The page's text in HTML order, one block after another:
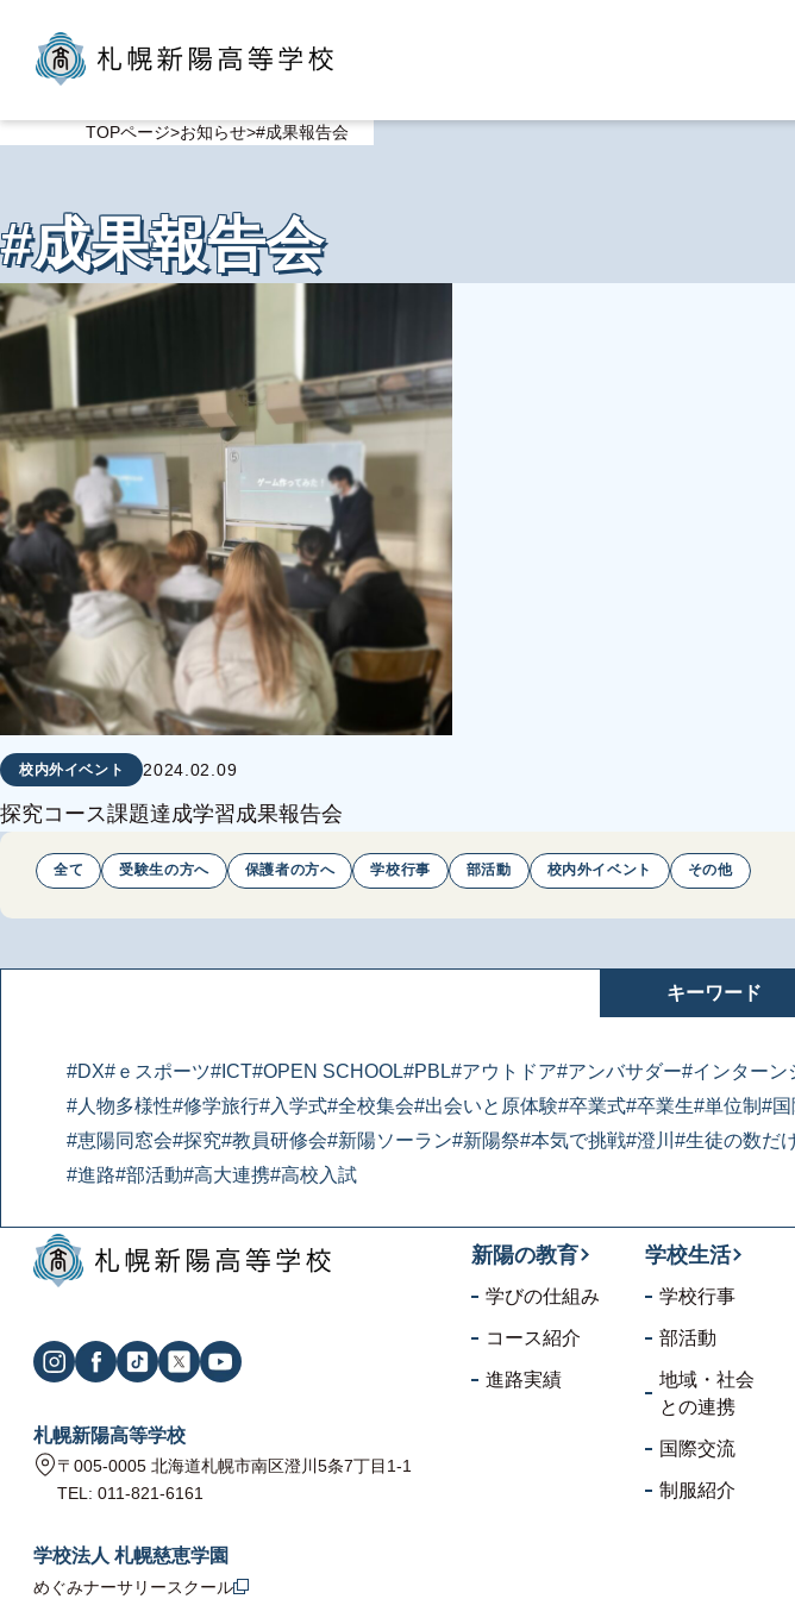
TOPページ お知らせ #成果報告会
#成果報告会
校内外イベント 2024.02.09
探究コース課題達成学習成果報告会
全て 受験生の方へ 保護者の方へ 学校行事 部活動 校内外イベント その他
キーワード
#DX#ｅスポーツ#ICT#OPEN SCHOOL#PBL#アウトドア#アンバサダー#インターン
#人物多様性#修学旅行#入学式#全校集会#出会いと原体験#卒業式#卒業生#単位制 #国
#恵陽同窓会#探究#教員研修会#新陽ソーラン#新陽祭#本気で挑戦#澄川 #生徒の数だ
#進路#部活動#高大連携#高校入試
札幌新陽高等学校
〒005-0005 北海道札幌市南区澄川5条7丁目1-1
TEL: 011-821-6161
学校法人 札幌慈恵学園
めぐみナーサリースクール
新陽の教育
学びの仕組み
コース紹介
進路実績
学校生活
学校行事
部活動
地域・社会
との連携
国際交流
制服紹介